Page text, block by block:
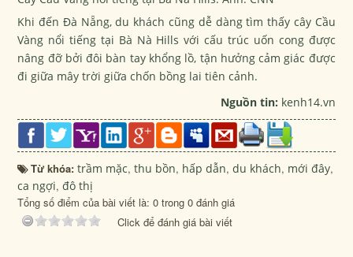
Khi đến Đà Nẵng, du khách cũng dễ dàng tìm thấy cây Cầu
Vàng nổi tiếng tại Bà Nà Hills với cấu trúc uốn cong được
nâng đỡ bởi đôi bàn tay khổng lồ, tận hưởng cảm giác được
đi giữa mây trời giữa chốn bồng lai tiên cảnh.
Nguồn tin: kenh14.vn
Từ khóa:trầm mặc,thu bồn, hấp dẫn,du khách, mới đây,
ca ngợi,đô thị
Tổng số điểm của bài viết là: 0 trong 0 đánh giá
Click để đánh giá bài viết